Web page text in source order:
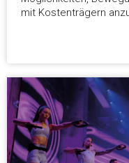
mit Kostenträgern